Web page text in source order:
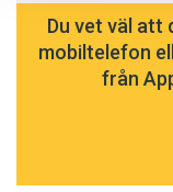
Du vet väl att
mobiltelefon
från